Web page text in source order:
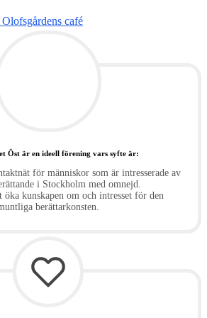
café
Öst är en ideell förening vars syfte är:
för människor som är intresserade av
i Stockholm med omnejd.
kunskapen om och intresset för den
berättarkonsten.